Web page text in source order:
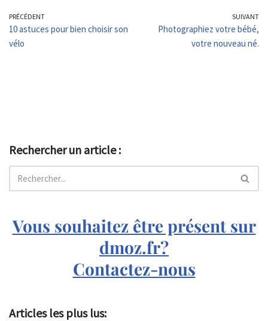
PRÉCÉDENT
10 astuces pour bien choisir son
vélo
SUIVANT
Photographiez votre bébé,
votre nouveau né.
Rechercher un article :
Vous souhaitez être présent sur
dmoz.fr?
Contactez-nous
Articles les plus lus: